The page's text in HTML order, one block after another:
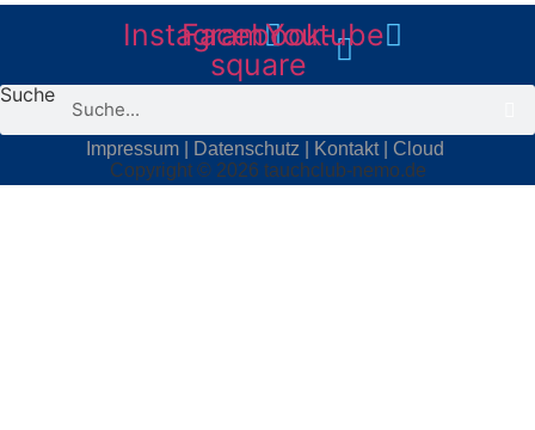
Instagram
Facebook-
square
Youtube
Suche
Impressum Datenschutz Kontakt| Cloud
Copyright © 2026 tauchclub-nemo.de